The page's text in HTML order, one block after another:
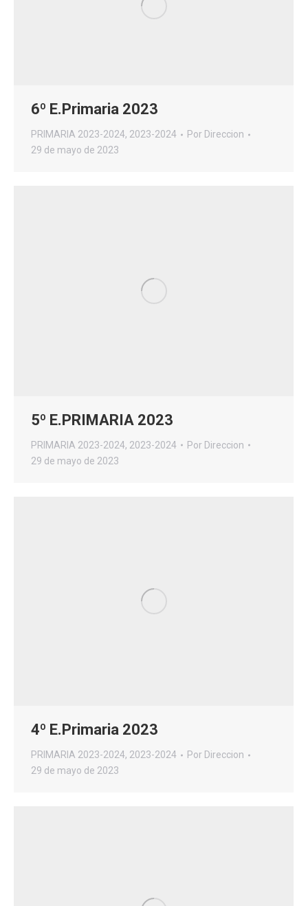
6º E.Primaria 2023
PRIMARIA 2023-2024, 2023-2024 Por Direccion
29 de mayo de 2023
5º E.PRIMARIA 2023
PRIMARIA 2023-2024, 2023-2024 Por Direccion
29 de mayo de 2023
4º E.Primaria 2023
PRIMARIA 2023-2024, 2023-2024 Por Direccion
29 de mayo de 2023